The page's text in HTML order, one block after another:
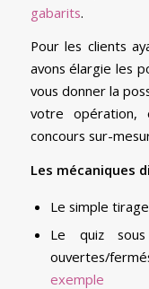
gabarits.
Pour les clients
avons élargie les
vous donner la
votre opération,
concours sur-
Les mécaniques
Le simple
Le quiz
ouvertes/
exemple